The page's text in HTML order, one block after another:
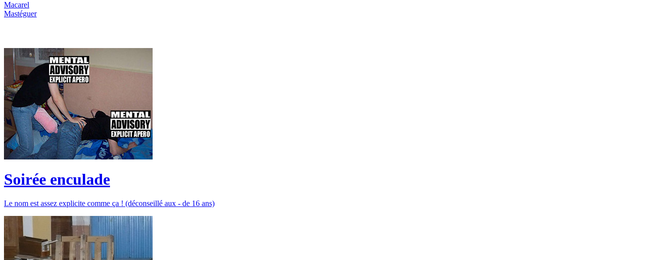
Macarel
Mastéguer
Soirée enculade
Le nom est assez explicite comme ça ! (déconseillé aux - de 16 ans)